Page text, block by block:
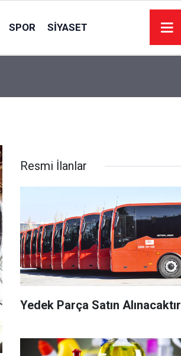
SPOR SIYASET
Resmi İlanlar
Yedek Parça Satın Alınacaktır